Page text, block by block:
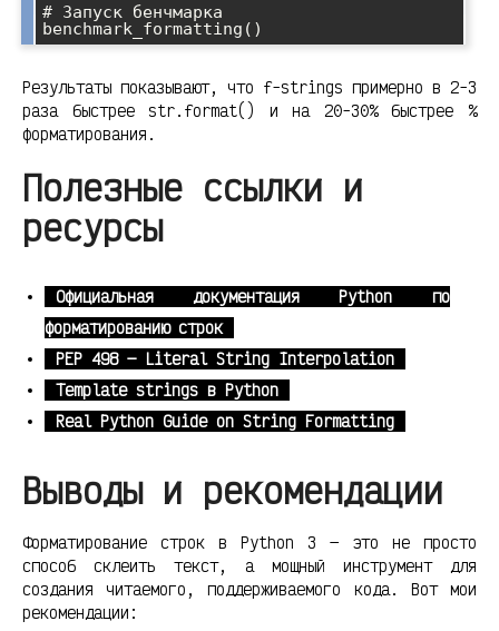
# Запуск бенчмарка
Результаты показывают, что f-strings примерно в 2-3
раза быстрее str.format() и на 20-30% быстрее %
форматирования.
Полезные ссылки и
ресурсы
Официальная документация Python по
форматированию строк
PEP 498 — Literal String Interpolation
Template strings в Python
Real Python Guide on String Formatting
Выводы и рекомендации
Форматирование строк в Python 3 — это не просто
способ склеить текст, а мощный инструмент для
создания читаемого, поддерживаемого кода. Вот мои
рекомендации: